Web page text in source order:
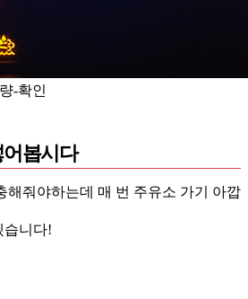
-확인
봅시다
해줘야하는데 매 번 주유소 가기 아깝
습니다!